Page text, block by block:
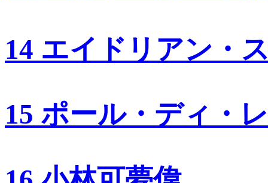
14 エイドリアン・
15 ポール・ディ・